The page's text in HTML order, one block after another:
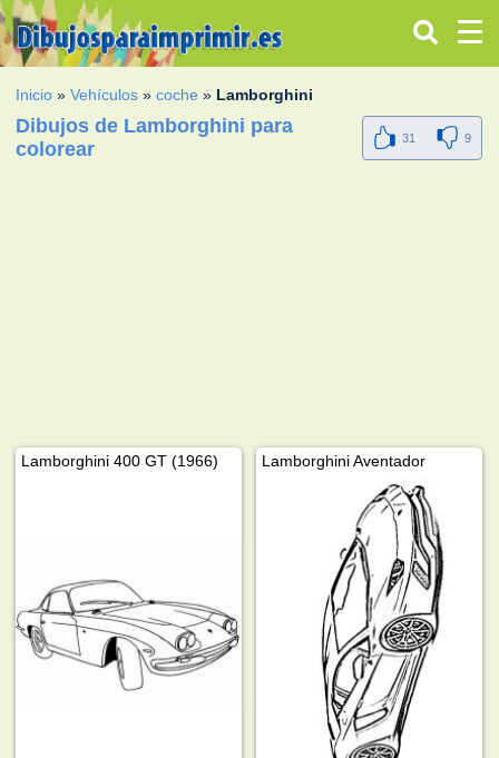
Inicio »Vehículos »coche » Lamborghini
Dibujos de Lamborghini para
colorear
31 9
Lamborghini 400 GT (1966) Lamborghini Aventador